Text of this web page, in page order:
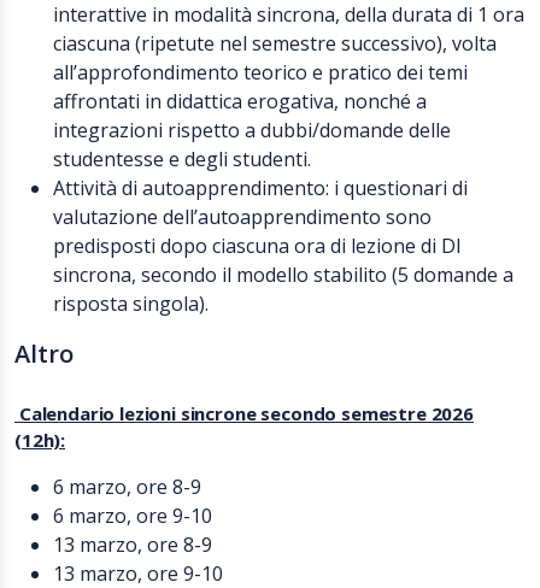
interattive in modalità sincrona, della durata di 1 ora
ciascuna (ripetute nel semestre successivo), volta
all’approfondimento teorico e pratico dei temi
affrontati in didattica erogativa, nonché a
integrazioni rispetto a dubbi/domande delle
studentesse e degli studenti.
Attività di autoapprendimento: i questionari di
valutazione dell’autoapprendimento sono
predisposti dopo ciascuna ora di lezione di DI
sincrona, secondo il modello stabilito (5 domande a
risposta singola).
Altro
Calendario lezioni sincrone secondo semestre 2026
(12h):
6 marzo, ore 8-9
6 marzo, ore 9-10
13 marzo, ore 8-9
13 marzo, ore 9-10